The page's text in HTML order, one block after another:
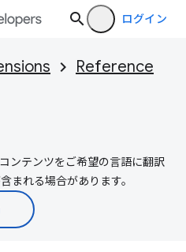
ログイン
Reference
ンテンツをご希望の言語に翻訳
まれる場合があります。